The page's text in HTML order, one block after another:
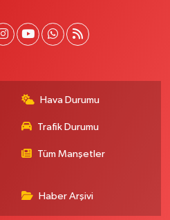
Hava Durumu
Trafik Durumu
Tüm Manşetler
Haber Arşivi